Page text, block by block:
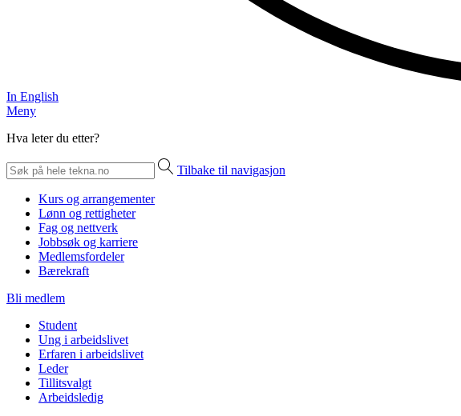
In English
Meny
Hva leter du etter?
Tilbake til navigasjon
Kurs og arrangementer
Lønn og rettigheter
Fag og nettverk
Jobbsøk og karriere
Medlemsfordeler
Bærekraft
Bli medlem
Student
Ung i arbeidslivet
Erfaren i arbeidslivet
Leder
Tillitsvalgt
Arbeidsledig